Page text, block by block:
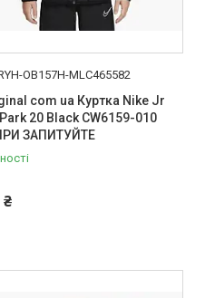
OB157H-MLC465582
com ua Куртка Nike Jr
20 Black CW6159-010
ЗАПИТУЙТЕ
₴